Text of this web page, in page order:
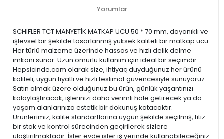
Yorumlar
SCHIFLER TCT MANYETİK MATKAP UCU 50 * 70 mm, dayanıklı ve
işlevsel bir şekilde tasarlanmış yüksek kaliteli bir matkap ucu.
Her türlü malzeme üzerinde hassas ve hızlı delik delme
imkanı sunar. Uzun ömürlü kullanım için ideal bir seçimdir.
Hepsicinde.com olarak size, ihtiyaç duyduğunuz her ürünü
kaliteli, uygun fiyatlı ve hızlı teslimat güvencesiyle sunuyoruz.
Satın almak üzere olduğunuz bu ürün, günlük yaşantınızı
kolaylaştıracak, işlerinizi daha verimli hale getirecek ya da
yaşam alanlarınıza estetik bir dokunuş katacaktır.
Ürünlerimiz, kalite standartlarına uygun şekilde seçilmiş, titiz
bir stok ve kontrol sürecinden geçirilerek sizlere
ulaştırılmaktadır. İster evde ister iş yerinde kullanabileceğiniz